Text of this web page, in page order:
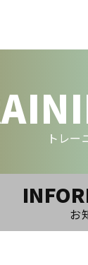
トレー
お